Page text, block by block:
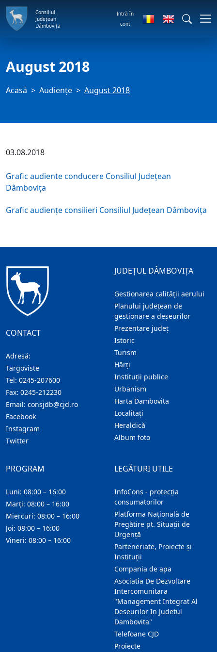
Consiliul
Județean
Dâmbovița
Intră în
cont
August 2018
Acasă Audienţe August 2018
03.08.2018
Grafic audiente conducere Consiliul Județean
Dâmbovița
Grafic audiențe consilieri Consiliul Județean Dâmbovița
CONTACT
Adresă:
Targoviste
Tel: 0245-207600
Fax: 0245-212230
Email: consjdb@cjd.ro
Facebook
Instagram
Twitter
JUDEȚUL DÂMBOVIȚA
Gestionarea calității aerului
Planului județean de
gestionare a deșeurilor
Prezentare judeţ
Istoric
Turism
Hărţi
Instituţii publice
Urbanism
Harta Dambovita
Localitaţi
Heraldică
Album foto
LEGĂTURI UTILE
InfoCons - protecția
consumatorilor
Platforma Națională de
Pregătire pt. Situații de
Urgență
Parteneriate, Proiecte și
Instituții
Compania de apa
Asociatia De Dezvoltare
Intercomunitara
"Management Integrat Al
Deseurilor In Judetul
Dambovita"
Telefoane CJD
Proiecte
PROGRAM
Luni: 08:00 – 16:00
Marți: 08:00 – 16:00
Miercuri: 08:00 – 16:00
Joi: 08:00 – 16:00
Vineri: 08:00 – 16:00